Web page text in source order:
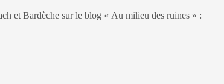
et Bardèche sur le blog « Au milieu des ruines » :